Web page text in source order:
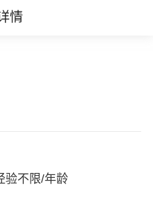
情
验不限/年龄